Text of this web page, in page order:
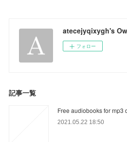
atecejyqixygh's
フォロー
記事一覧
Free audiobooks for mp3
2021.05.22 18:50